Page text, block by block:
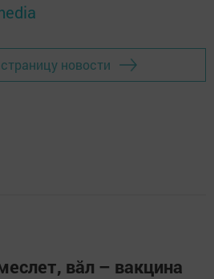
новости
вӑл – вакцина